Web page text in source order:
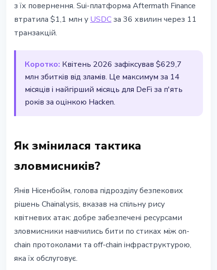
з їх повернення. Sui-платформа Aftermath Finance
втратила $1,1 млн у USDCза 36 хвилин через 11
транзакцій.
Коротко: Квітень 2026 зафіксував $629,7
млн збитків від зламів. Це максимум за 14
місяців і найгірший місяць для DeFi за п'ять
років за оцінкою Hacken.
Як змінилася тактика
зловмисників?
Янів Нісенбойм, голова підрозділу безпекових
рішень Chainalysis, вказав на спільну рису
квітневих атак: добре забезпечені ресурсами
зловмисники навчились бити по стиках між on-
chain протоколами та off-chain інфраструктурою,
яка їх обслуговує.